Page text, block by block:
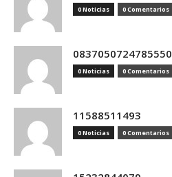
0 Noticias 0 Comentarios
0837050724785550
0 Noticias 0 Comentarios
11588511493
0 Noticias 0 Comentarios